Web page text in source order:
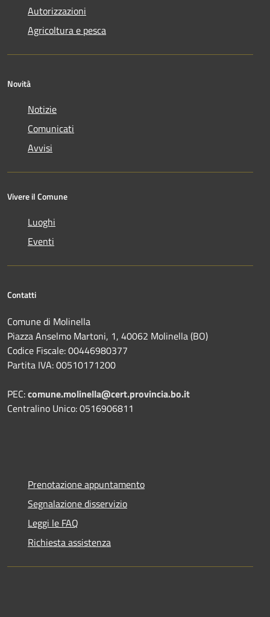
Autorizzazioni
Agricoltura e pesca
Novità
Notizie
Comunicati
Avvisi
Vivere il Comune
Luoghi
Eventi
Contatti
Comune di Molinella
Piazza Anselmo Martoni, 1, 40062 Molinella (BO)
Codice Fiscale: 00446980377
Partita IVA: 00510171200
PEC:comune.molinella@cert.provincia.bo.it
Centralino Unico: 0516906811
Prenotazione appuntamento
Segnalazione disservizio
Leggi le FAQ
Richiesta assistenza